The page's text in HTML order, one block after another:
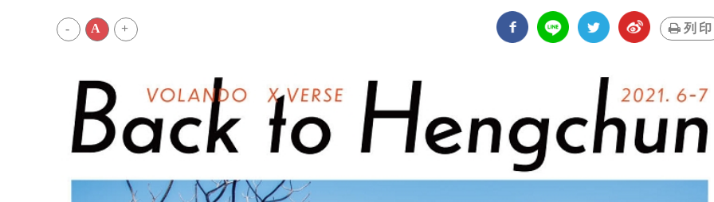
- A + 列印